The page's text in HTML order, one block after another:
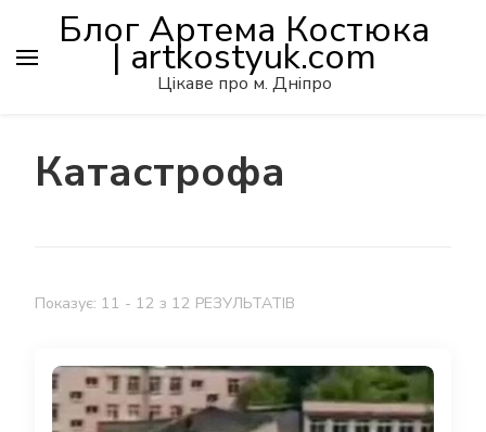
Блог Артема Костюка
| artkostyuk.com
Цікаве про м. Дніпро
Катастрофа
Показує: 11 - 12 з 12 РЕЗУЛЬТАТІВ